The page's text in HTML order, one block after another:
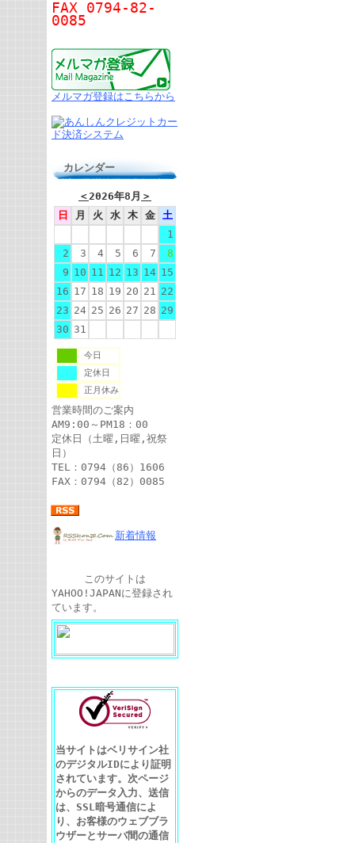
FAX 0794-82-
0085
メルマガ登録はこちらから
カレンダー
＜2026年8月 ＞
日
月 火 水 木 金
土
1
2
3 4 5 6 7
8
9 10 11 12 13 14 15
16 17 18 19 20 21 22
23 24 25 26 27 28 29
30 31
今日
定休日
正月休み
営業時間のご案内
AM9:00～PM18：00
定休日（土曜,日曜,祝祭
日）
TEL：0794（86）1606
FAX：0794（82）0085
新着情報
このサイトは
YAHOO!JAPANに登録され
ています。
当サイトはベリサイン社
のデジタルIDにより証明
されています。次ページ
からのデータ入力、送信
は、SSL暗号通信によ
り、お客様のウェブブラ
ウザーとサーバ間の通信